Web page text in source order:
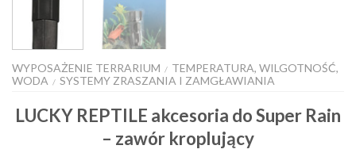
WYPOSAŻENIE TERRARIUM / TEMPERATURA, WILGOTNOŚĆ,
WODA / SYSTEMY ZRASZANIA I ZAMGŁAWIANIA
LUCKY REPTILE akcesoria do Super Rain
– zawór kroplujący